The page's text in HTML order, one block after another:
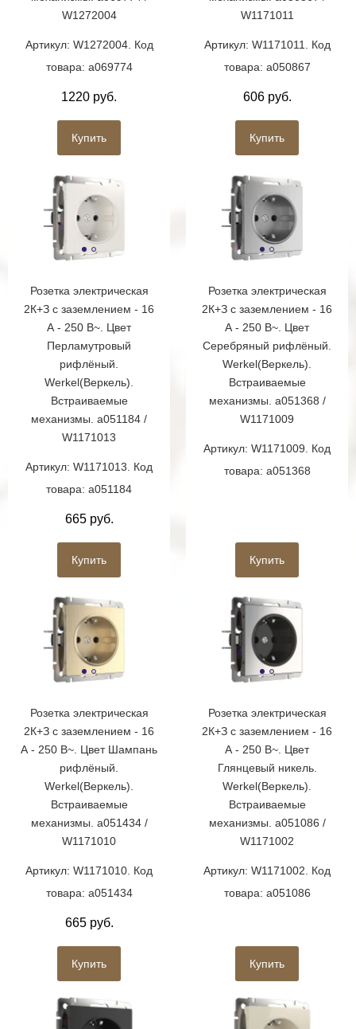
W1272004
Артикул: W1272004. Код
товара: a069774
1220 руб.
Купить
W1171011
Артикул: W1171011. Код
товара: a050867
606 руб.
Купить
Розетка электрическая
2К+З с заземлением - 16
А - 250 В~. Цвет
Перламутровый
рифлёный.
Werkel(Веркель).
Встраиваемые
механизмы. a051184 /
W1171013
Артикул: W1171013. Код
товара: a051184
665 руб.
Купить
Розетка электрическая
2К+З с заземлением - 16
А - 250 В~. Цвет
Серебряный рифлёный.
Werkel(Веркель).
Встраиваемые
механизмы. a051368 /
W1171009
Артикул: W1171009. Код
товара: a051368
Купить
Розетка электрическая
2К+З с заземлением - 16
А - 250 В~. Цвет Шампань
рифлёный.
Werkel(Веркель).
Встраиваемые
механизмы. a051434 /
W1171010
Артикул: W1171010. Код
товара: a051434
665 руб.
Купить
Розетка электрическая
2К+З с заземлением - 16
А - 250 В~. Цвет
Глянцевый никель.
Werkel(Веркель).
Встраиваемые
механизмы. a051086 /
W1171002
Артикул: W1171002. Код
товара: a051086
Купить